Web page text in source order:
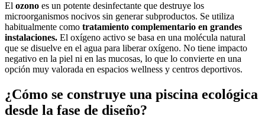
El ozono es un potente desinfectante que destruye los
microorganismos nocivos sin generar subproductos. Se utiliza
habitualmente como tratamiento complementario en grandes
instalaciones. El oxígeno activo se basa en una molécula natural
que se disuelve en el agua para liberar oxígeno. No tiene impacto
negativo en la piel ni en las mucosas, lo que lo convierte en una
opción muy valorada en espacios wellness y centros deportivos.
¿Cómo se construye una piscina ecológica
desde la fase de diseño?